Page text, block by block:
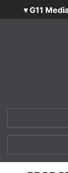
▾ G11